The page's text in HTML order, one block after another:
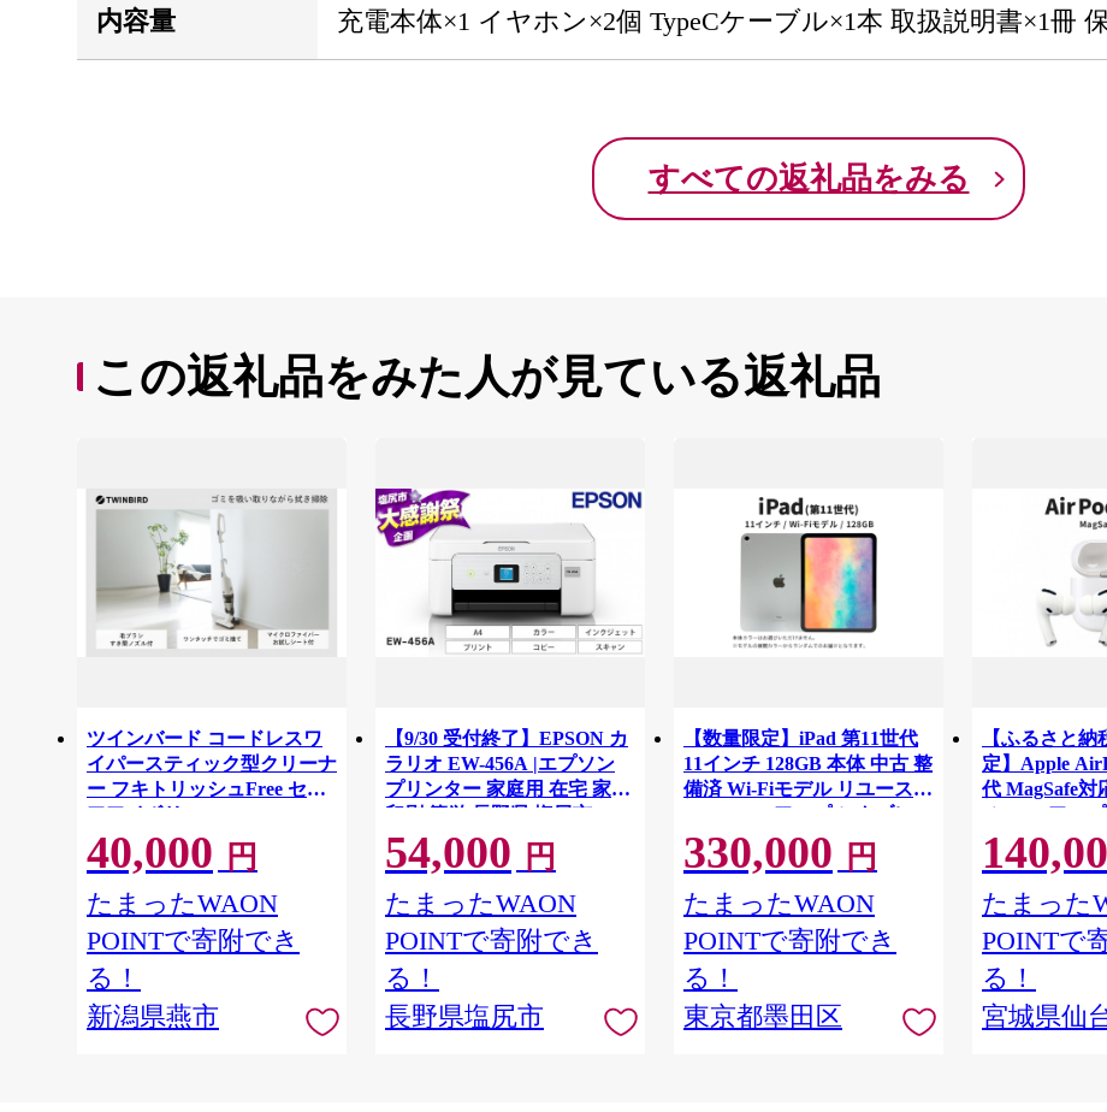
内容量 充電本体×1 イヤホン×2個 TypeCケーブル×1本 取扱説明書×1冊
すべての返礼品をみる
この返礼品をみた人が見ている返礼品
ツインバード コードレスワ
イパースティック型クリーナ
ー フキトリッシュFree セピ
アアイボリー (TC-5175VO)
【 掃除機 家電 】
40,000 円
たまったWAON
POINTで寄附でき
る！
新潟県燕市
【9/30 受付終了】EPSON カ
ラリオ EW-456A |エプソン
プリンター 家庭用 在宅 家電
印刷 簡単 長野県 塩尻市
54,000 円
たまったWAON
POINTで寄附でき
る！
長野県塩尻市
【数量限定】iPad 第11世代
11インチ 128GB 本体 中古 整
備済 Wi-Fiモデル リユース
(15) Apple アップル タブレッ
ト Wi-Fi [№5619-2187]
330,000 円
たまったWAON
POINTで寄附でき
る！
東京都墨田区
【ふるさと
定】Apple
代 MagSafe
airpods アッ
家電 中古 リ
生活 日用品 宮
たまった
POINTで
る！
宮城県仙